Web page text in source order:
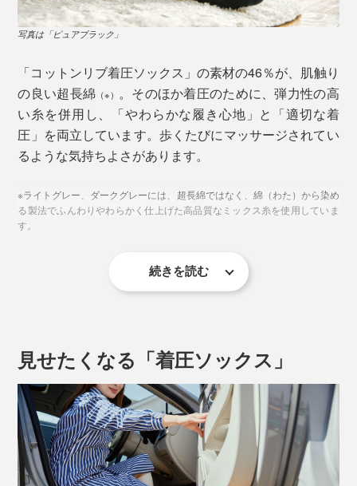
写真は「ライトグレー」
ひとつめの理由が、ソックスの形状。
「リンパ浮腫」を発症して以来、国内外さまざまな「着
圧ソックス」」を試したという開発者。海外製のものは
長さが合わなかったり、足首がキツすぎたりという経験
から、国内の医療用ソックスを主に扱う工場に生産を依
日本人の脚のカーブや長さに合わせ、立体的に編むこと
で適切に着圧。脚に無理なくフィットする形状をつくり
また、つま先はゆったりめ、履き口は薄く柔らかな「ガ
写真は「ピュアブラック」
「コットンリブ着圧ソックス」の素材の46％が、肌触り
の良い超長綿 （※） 。そのほか着圧のために、弾力性の高
い糸を併用し、「やわらかな履き心地」と「適切な着
圧」を両立しています。歩くたびにマッサージされてい
るような気持ちよさがあります。
※ライトグレー、ダークグレーには、超長綿ではなく、綿（わた）から染め
る製法でふんわりやわらかく仕上げた高品質なミックス糸を使用していま
す。
動きに負荷がかかったり、足首に溜まった生地で圧迫感
が強まることがあり、それが不快感につながるのだと
か。
続きを読む
見せたくなる「着圧ソックス」